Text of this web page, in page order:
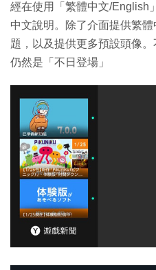
經在使用「繁體中文/English
中文說明。除了介面提供繁
題，以及提供更多預設頭像
仍然是「不日登場」